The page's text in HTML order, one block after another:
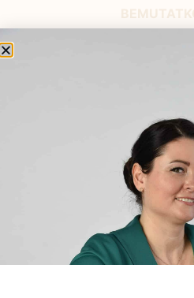
férfiak egészségének
HÍRLEVÉL